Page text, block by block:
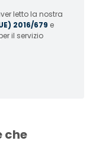
letto la nostra
2016/679 e
il servizio
che